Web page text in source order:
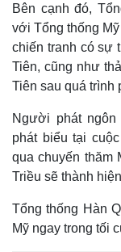
Thế giới
Quan sát
Cuộc sống đó đây
Hồ sơ
Bên cạnh đó,
với Tổng thống
chiến tranh có sự
Tiên, cũng như
Tiên sau quá trình
Người phát ngôn
phát biểu tại
qua chuyến thăm
Triều sẽ thành
Tổng thống Hàn
Mỹ ngay trong tối